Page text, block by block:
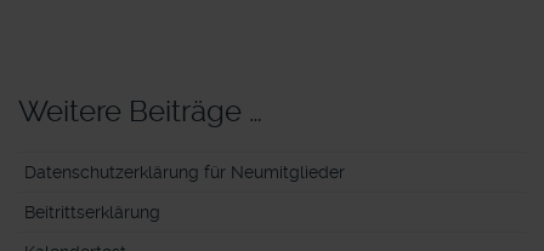
Weitere Beiträge …
Datenschutzerklärung für Neumitglieder
Beitrittserklärung